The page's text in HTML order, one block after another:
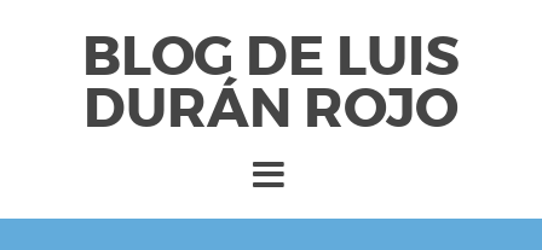
BLOG DE LUIS
DURÁN ROJO